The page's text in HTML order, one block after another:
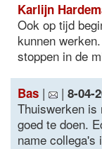
Karlijn
Ook op tijd
kunnen
stoppen in de
Bas | | 8-04-
Thuiswerken is
goed te doen.
name